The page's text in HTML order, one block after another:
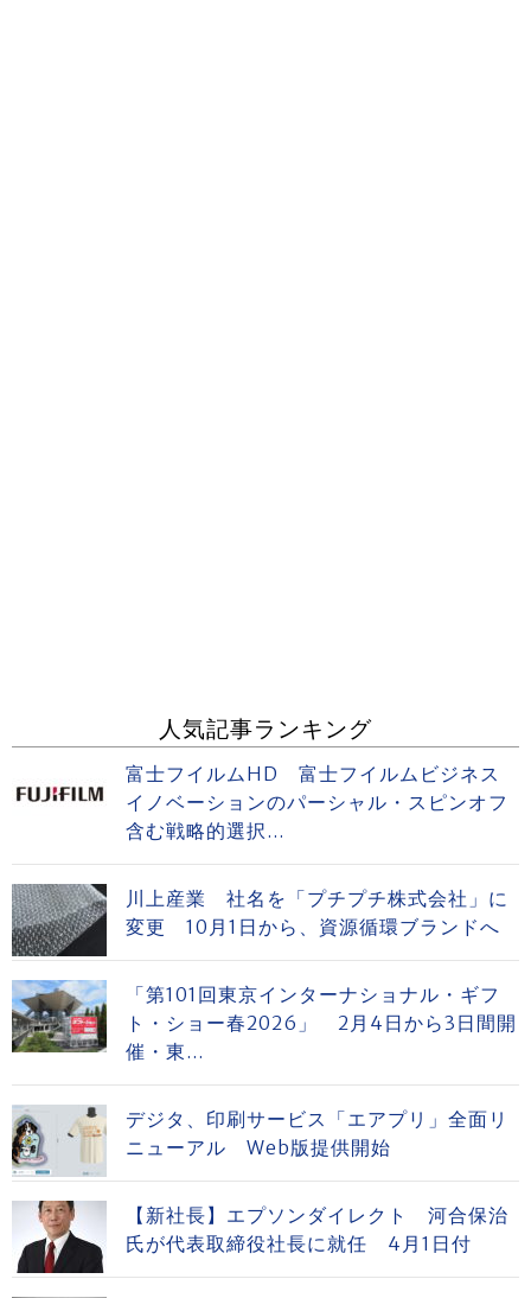
人気記事ランキング
富士フイルムHD 富士フイルムビジネス
イノベーションのパーシャル・スピンオフ
含む戦略的選択...
川上産業 社名を「プチプチ株式会社」に
変更 10月1日から、資源循環ブランドへ
「第101回東京インターナショナル・ギフ
ト・ショー春2026」 2月4日から3日間開
催・東...
デジタ、印刷サービス「エアプリ」全面リ
ニューアル Web版提供開始
【新社長】エプソンダイレクト 河合保治
氏が代表取締役社長に就任 4月1日付